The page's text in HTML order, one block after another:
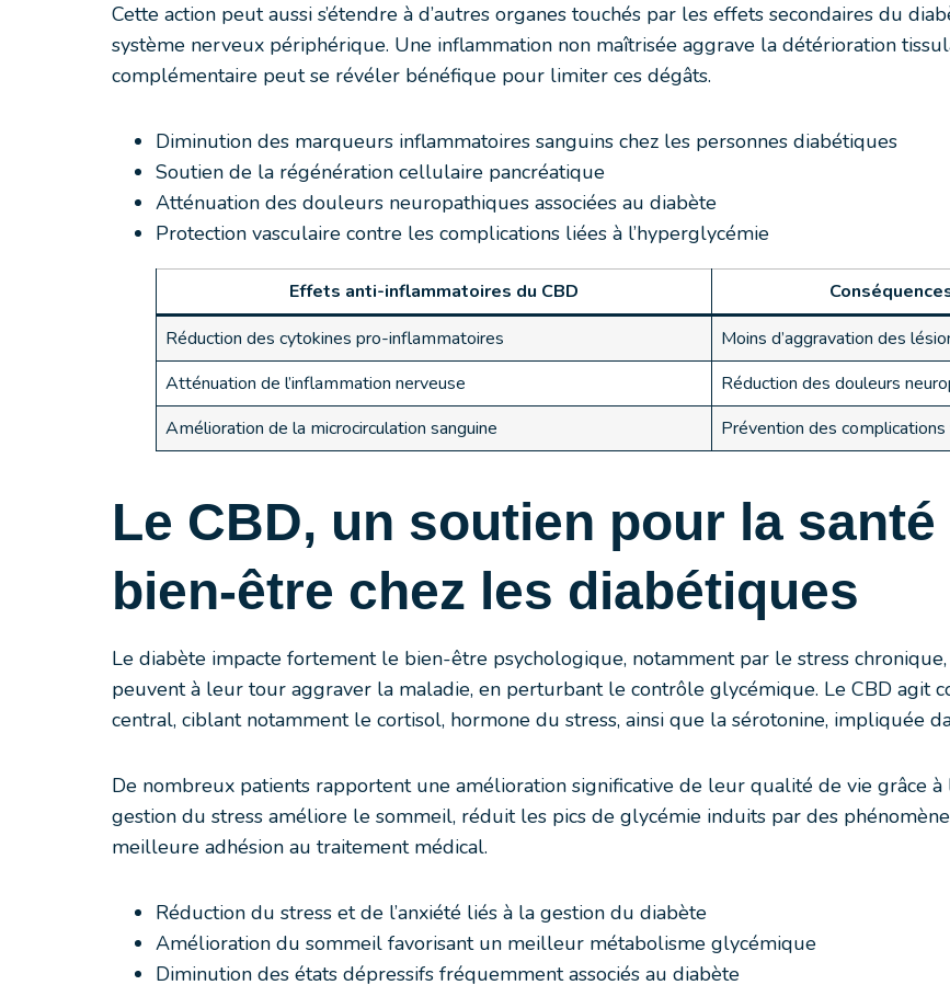
Cette action peut aussi s’étendre à d’autres organes touchés par les effets secondaires du
système nerveux périphérique. Une inflammation non maîtrisée aggrave la détérioration
complémentaire peut se révéler bénéfique pour limiter ces dégâts.
Diminution des marqueurs inflammatoires sanguins chez les personnes diabétiques
Soutien de la régénération cellulaire pancréatique
Atténuation des douleurs neuropathiques associées au diabète
Protection vasculaire contre les complications liées à l’hyperglycémie
Effets anti-inflammatoires du CBD
Réduction des cytokines pro-inflammatoires
Moins d’aggravation des
Atténuation de l’inflammation nerveuse
Réduction des douleurs
Amélioration de la microcirculation sanguine
Prévention des complications
Le CBD, un soutien pour la
bien-être chez les diabétiques
Le diabète impacte fortement le bien-être psychologique, notamment par le stress chronique,
peuvent à leur tour aggraver la maladie, en perturbant le contrôle glycémique. Le CBD agit
central, ciblant notamment le cortisol, hormone du stress, ainsi que la sérotonine, impliquée
De nombreux patients rapportent une amélioration significative de leur qualité de vie grâce
gestion du stress améliore le sommeil, réduit les pics de glycémie induits par des
meilleure adhésion au traitement médical.
Réduction du stress et de l’anxiété liés à la gestion du diabète
Amélioration du sommeil favorisant un meilleur métabolisme glycémique
Diminution des états dépressifs fréquemment associés au diabète